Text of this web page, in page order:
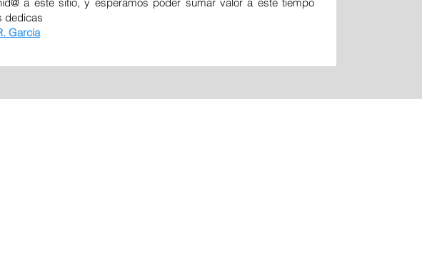
dedicas
Garcia